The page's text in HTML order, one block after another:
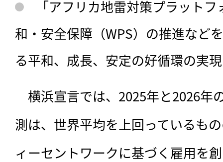
「アフリカ地雷対策プラット
和・安全保障（WPS）の推進など
る平和、成長、安定の好循環の実現
横浜宣言では、2025年と2026年
測は、世界平均を上回っているも
ィーセントワークに基づく雇用を